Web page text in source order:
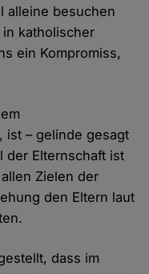
alleine besuchen
katholischer
ein Kompromiss,
ist – gelinde gesagt
der Elternschaft ist
Zielen der
den Eltern laut
dass im